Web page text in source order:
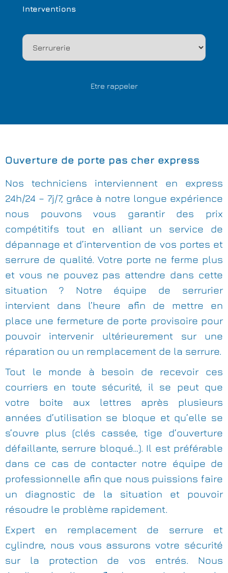
Interventions
Ouverture de porte pas cher express
Nos techniciens interviennent en express
24h/24 – 7j/7, grâce à notre longue expérience
nous pouvons vous garantir des prix
compétitifs tout en alliant un service de
dépannage et d’intervention de vos portes et
serrure de qualité. Votre porte ne ferme plus
et vous ne pouvez pas attendre dans cette
situation ? Notre équipe de serrurier
intervient dans l’heure afin de mettre en
place une fermeture de porte provisoire pour
pouvoir intervenir ultérieurement sur une
réparation ou un remplacement de la serrure.
Tout le monde à besoin de recevoir ces
courriers en toute sécurité, il se peut que
votre boite aux lettres après plusieurs
années d’utilisation se bloque et qu’elle se
s’ouvre plus (clés cassée, tige d’ouverture
défaillante, serrure bloqué…). Il est préférable
dans ce cas de contacter notre équipe de
professionnelle afin que nous puissions faire
un diagnostic de la situation et pouvoir
résoudre le problème rapidement.
Expert en remplacement de serrure et
cylindre, nous vous assurons votre sécurité
sur la protection de vos entrés. Nous